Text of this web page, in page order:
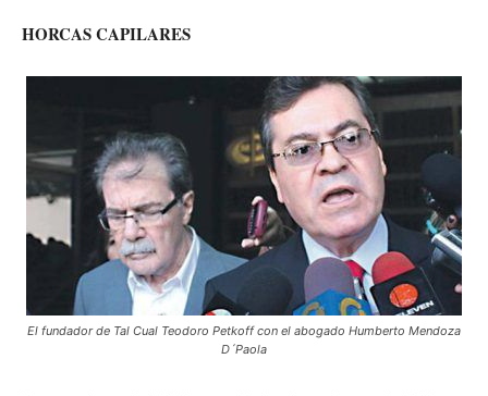
HORCAS CAPILARES
El fundador de Tal Cual Teodoro Petkoff con el abogado Humberto Mendoza
D´Paola